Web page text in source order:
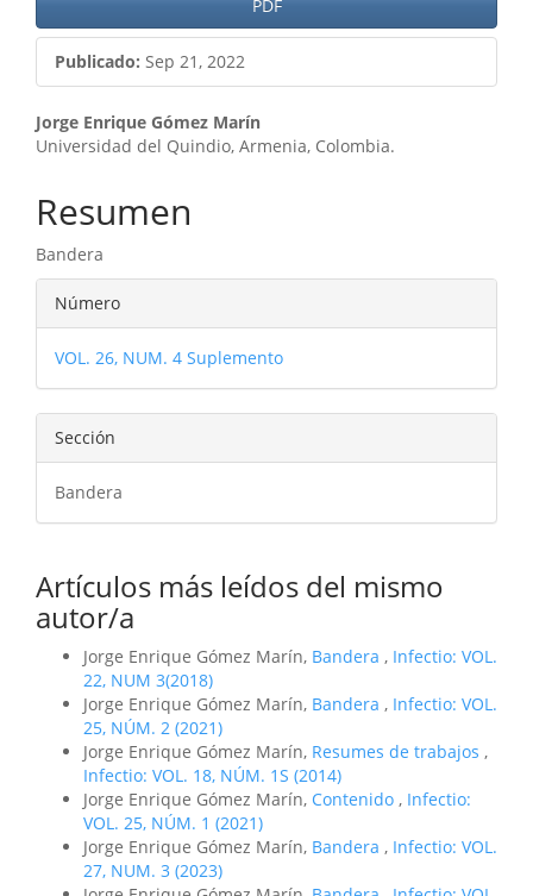
PDF
Publicado: Sep 21, 2022
Contenido
principal
del
artículo
Jorge Enrique Gómez Marín
Universidad del Quindio, Armenia, Colombia.
Resumen
Bandera
Detalles
del
artículo
Número
VOL. 26, NUM. 4 Suplemento
Sección
Bandera
Artículos más leídos del mismo
autor/a
Jorge Enrique Gómez Marín, Bandera , Infectio: VOL.
22, NUM 3(2018)
Jorge Enrique Gómez Marín, Bandera , Infectio: VOL.
25, NÚM. 2 (2021)
Jorge Enrique Gómez Marín, Resumes de trabajos ,
Infectio: VOL. 18, NÚM. 1S (2014)
Jorge Enrique Gómez Marín, Contenido , Infectio:
VOL. 25, NÚM. 1 (2021)
Jorge Enrique Gómez Marín, Bandera , Infectio: VOL.
27, NUM. 3 (2023)